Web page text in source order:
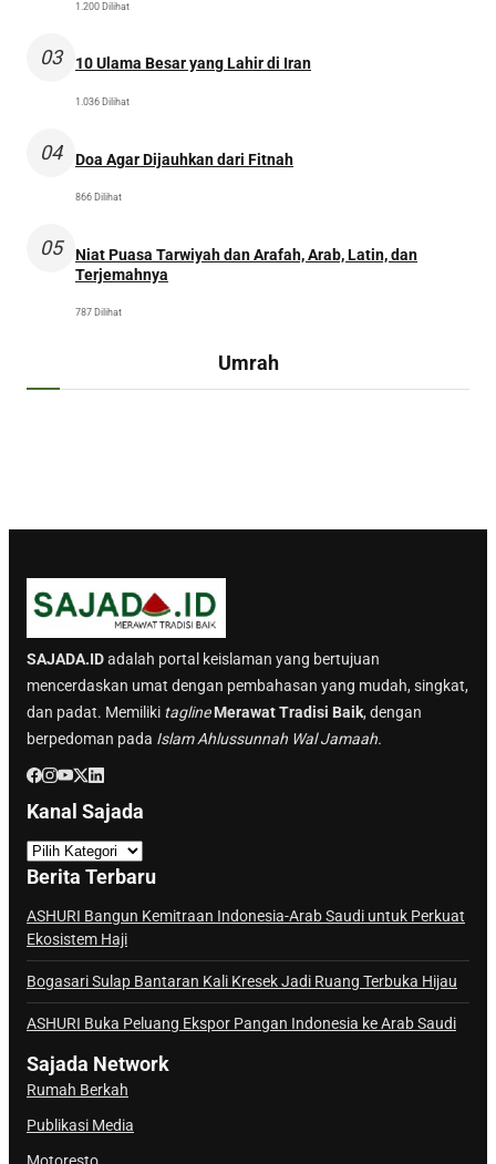
1.200 Dilihat
03 10 Ulama Besar yang Lahir di Iran
1.036 Dilihat
04 Doa Agar Dijauhkan dari Fitnah
866 Dilihat
05
Niat Puasa Tarwiyah dan Arafah, Arab, Latin, dan
Terjemahnya
787 Dilihat
Umrah
SAJADA.IDadalah portal keislaman yang bertujuan
mencerdaskan umat dengan pembahasan yang mudah, singkat,
dan padat. Memiliki tagline Merawat Tradisi Baik, dengan
berpedoman pada Islam Ahlussunnah Wal Jamaah.
Kanal Sajada
K
a
n
a
l
j
d
a
Berita Terbaru
ASHURI Bangun Kemitraan Indonesia-Arab Saudi untuk Perkuat
Ekosistem Haji
Bogasari Sulap Bantaran Kali Kresek Jadi Ruang Terbuka Hijau
ASHURI Buka Peluang Ekspor Pangan Indonesia ke Arab Saudi
Sajada Network
Rumah Berkah
Publikasi Media